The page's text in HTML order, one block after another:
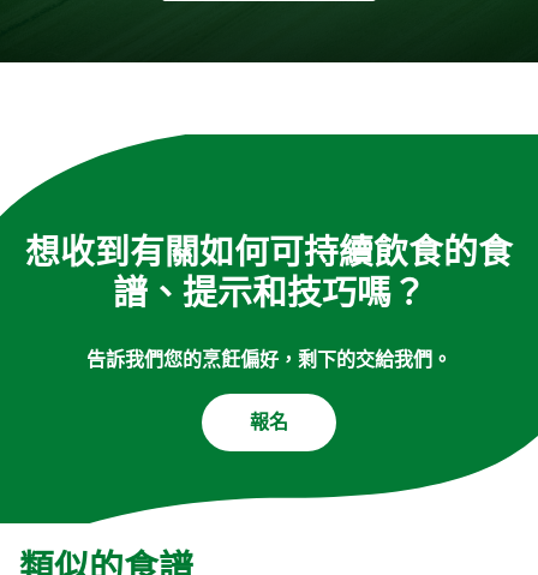
想收到有關如何可持續飲食的食
譜、提示和技巧嗎？
告訴我們您的烹飪偏好，剩下的交給我們。
報名